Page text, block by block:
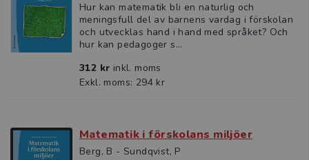
Hur kan matematik bli en naturlig och
meningsfull del av ­barnens vardag i förskolan
och utvecklas hand i hand med språket? Och
hur kan pedagoger s...
312 kr inkl. moms
Exkl. moms: 294 kr
Matematik i förskolans miljöer
Berg, B - Sundqvist, P